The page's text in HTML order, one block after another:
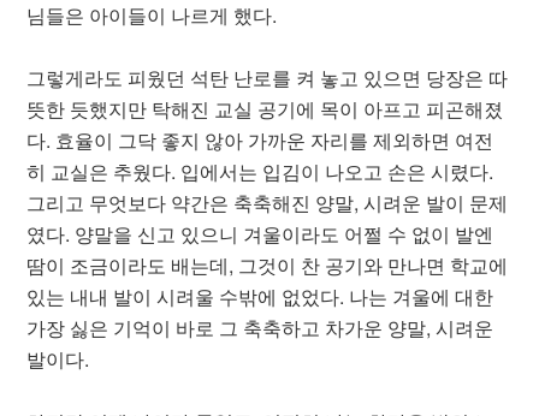
님들은 아이들이 나르게 했다.
그렇게라도 피웠던 석탄 난로를 켜 놓고 있으면 당장은 따
뜻한 듯했지만 탁해진 교실 공기에 목이 아프고 피곤해졌
다. 효율이 그닥 좋지 않아 가까운 자리를 제외하면 여전
히 교실은 추웠다. 입에서는 입김이 나오고 손은 시렸다.
그리고 무엇보다 약간은 축축해진 양말, 시려운 발이 문제
였다. 양말을 신고 있으니 겨울이라도 어쩔 수 없이 발엔
땀이 조금이라도 배는데, 그것이 찬 공기와 만나면 학교에
있는 내내 발이 시려울 수밖에 없었다. 나는 겨울에 대한
가장 싫은 기억이 바로 그 축축하고 차가운 양말, 시려운
발이다.